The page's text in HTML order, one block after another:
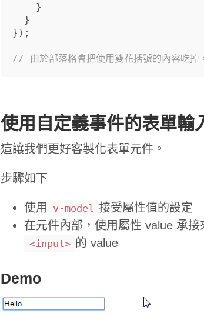
}
}
});
// 由於部落格會把使用雙花括號的內容吃
使用自定義事件的表單輸
這讓我們更好客製化表單元件。
步驟如下
使用 v-model 接受屬性值的設定
在元件內部，使用屬性 value 承
<input> 的 value
Demo